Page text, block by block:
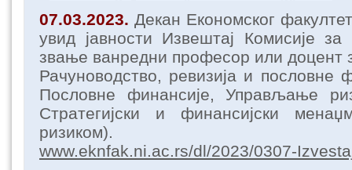
07.03.2023. Декан Економског
увид јавности Извештај Комисије
звање ванредни професор или доцент
Рачуноводство, ревизија и пословне
Пословне финансије, Управљање
Стратегијски и финансијски
ризиком).
www.eknfak.ni.ac.rs/dl/2023/0307-